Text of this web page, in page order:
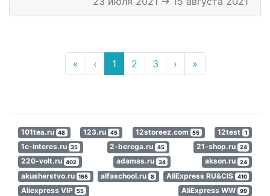
« ‹ 1 2 3 › »
101tea.ru 48 123.ru 45 12storeez.com 55 12test 1
1c-interes.ru 35 2-berega.ru 45 21-shop.ru 24
220-volt.ru 402 adamas.ru 34 akson.ru 24
akusherstvo.ru 165 alfaschool.ru 8 AliExpress RU&CIS 410
Aliexpress VIP 55 AliExpress WW 99